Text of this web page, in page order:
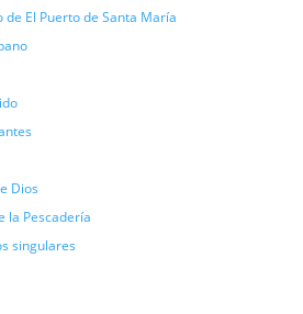
de El Puerto de Santa María
Dios
la Pescadería
singulares